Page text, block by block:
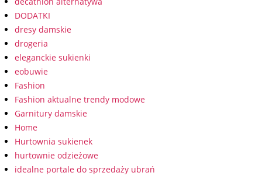
DODATKI
dresy damskie
drogeria
eleganckie sukienki
eobuwie
Fashion
Fashion aktualne trendy modowe
Garnitury damskie
Home
Hurtownia sukienek
hurtownie odzieżowe
idealne portale do sprzedaży ubrań